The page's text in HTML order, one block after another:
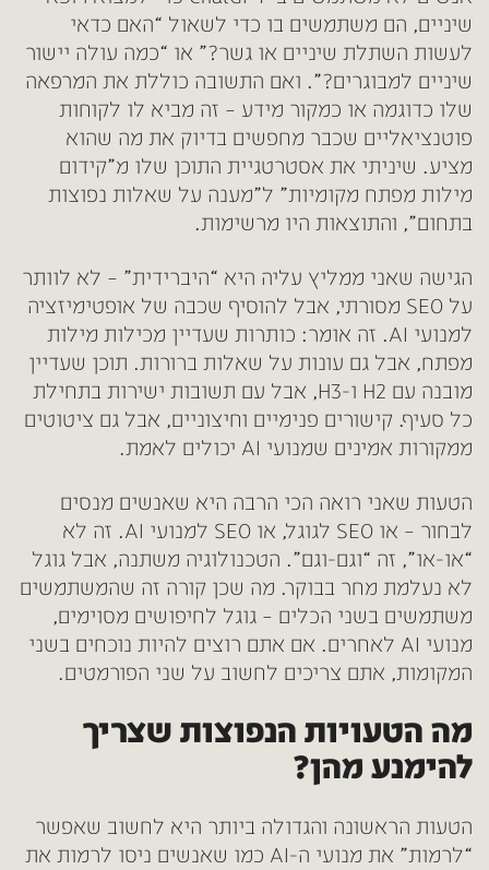
שיניים, הם משתמשים בו כדי לשאול “האם כדאי
לעשות השתלת שיניים או גשר?” או “כמה עולה יישור
שיניים למבוגרים?”. ואם התשובה כוללת את המרפאה
שלו כדוגמה או כמקור מידע – זה מביא לו לקוחות
פוטנציאליים שכבר מחפשים בדיוק את מה שהוא
מציע. שיניתי את אסטרטגיית התוכן שלו מ”קידום
מילות מפתח מקומיות” ל”מענה על שאלות נפוצות
בתחום”, והתוצאות היו מרשימות.
הגישה שאני ממליץ עליה היא “היברידית” – לא לוותר
על SEO מסורתי, אבל להוסיף שכבה של אופטימיזציה
למנועי AI. זה אומר: כותרות שעדיין מכילות מילות
מפתח, אבל גם עונות על שאלות ברורות. תוכן שעדיין
מובנה עם H2 ו-H3, אבל עם תשובות ישירות בתחילת
כל סעיף. קישורים פנימיים וחיצוניים, אבל גם ציטוטים
ממקורות אמינים שמנועי AI יכולים לאמת.
הטעות שאני רואה הכי הרבה היא שאנשים מנסים
לבחור – או SEO לגוגל, או SEO למנועי AI. זה לא
“או-או”, זה “וגם-וגם”. הטכנולוגיה משתנה, אבל גוגל
לא נעלמת מחר בבוקר. מה שכן קורה זה שהמשתמשים
משתמשים בשני הכלים – גוגל לחיפושים מסוימים,
מנועי AI לאחרים. אם אתם רוצים להיות נוכחים בשני
המקומות, אתם צריכים לחשוב על שני הפורמטים.
מה הטעויות הנפוצות שצריך
להימנע מהן?
הטעות הראשונה והגדולה ביותר היא לחשוב שאפשר
“לרמות” את מנועי ה-AI כמו שאנשים ניסו לרמות את